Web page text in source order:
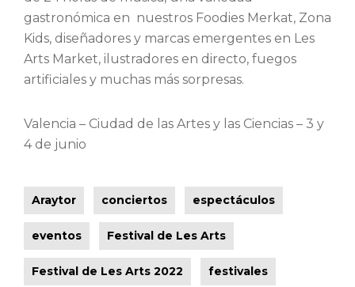
gastronómica en nuestros Foodies Merkat, Zona
Kids, diseñadores y marcas emergentes en Les
Arts Market, ilustradores en directo, fuegos
artificiales y muchas más sorpresas.
Valencia – Ciudad de las Artes y las Ciencias – 3 y
4 de junio
Araytor conciertos espectáculos
eventos Festival de Les Arts
Festival de Les Arts 2022 festivales